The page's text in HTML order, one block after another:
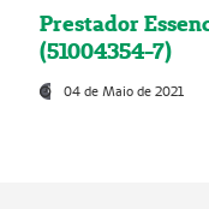
Prestador
(51004354-7)
04 de Maio de 2021